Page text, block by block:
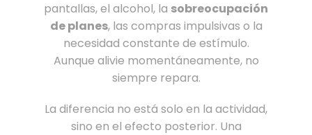
pantallas, el alcohol, la sobreocupación
de planes, las compras impulsivas o la
necesidad constante de estímulo.
Aunque alivie momentáneamente, no
siempre repara.
La diferencia no está solo en la actividad,
sino en el efecto posterior. Una